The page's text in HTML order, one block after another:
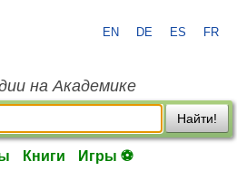
EN DE ES FR
на Академике
Найти!
Книги Игры ⚽